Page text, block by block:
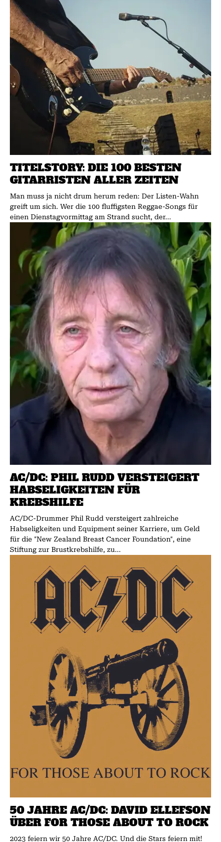
TITELSTORY: DIE 100 BESTEN
GITARRISTEN ALLER ZEITEN
Man muss ja nicht drum herum reden: Der Listen-Wahn
greift um sich. Wer die 100 fluffigsten Reggae-Songs für
einen Dienstagvormittag am Strand sucht, der...
AC/DC: PHIL RUDD VERSTEIGERT
HABSELIGKEITEN FÜR
KREBSHILFE
AC/DC-Drummer Phil Rudd versteigert zahlreiche
Habseligkeiten und Equipment seiner Karriere, um Geld
für die "New Zealand Breast Cancer Foundation", eine
Stiftung zur Brustkrebshilfe, zu...
50 JAHRE AC/DC: DAVID ELLEFSON
ÜBER FOR THOSE ABOUT TO ROCK
2023 feiern wir 50 Jahre AC/DC. Und die Stars feiern mit!